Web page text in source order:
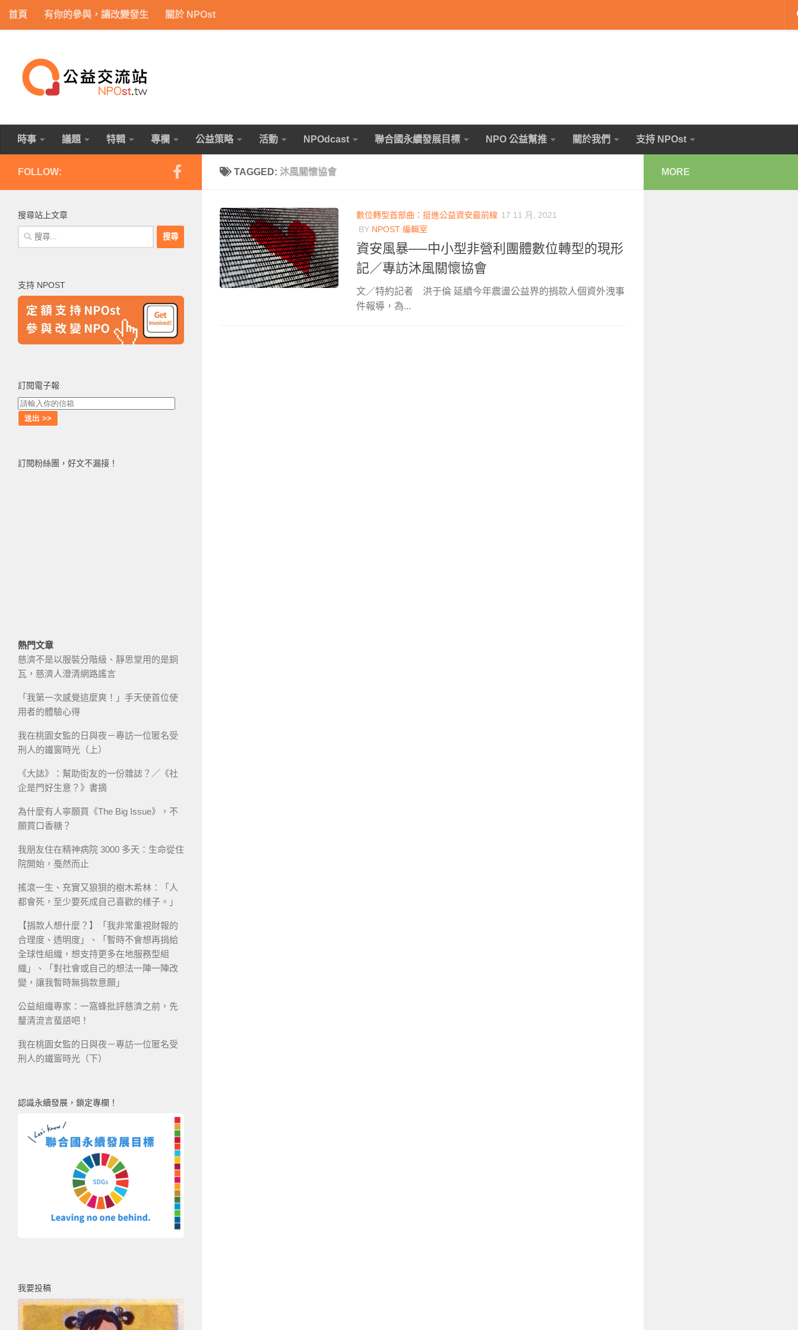
Skip to content
首頁 有你的參與，讓改變發生 關於 NPOst
時事 議題 特輯 專欄 公益策略 活動 NPOdcast 聯合國永續發展目標 NPO 公益幫推 關於我們 支持 NPOst
TAGGED: 沐風關懷協會
數位轉型首部曲：挺進公益資安最前線 17 11 月, 2021
BY NPOST 編輯室
資安風暴──中小型非營利團體數位轉型的現形
記／專訪沐風關懷協會
文／特約記者 洪于倫 延續今年震盪公益界的捐款人個資外洩事
件報導，為...
FOLLOW:
搜尋站上文章
搜
尋
字:
支持 NPOST
訂閱電子報
訂閱粉絲團，好文不漏接！
熱門文章
慈濟不是以服裝分階級、靜思堂用的是銅
瓦，慈濟人澄清網路謠言
「我第一次感覺這麼爽！」手天使首位使
用者的體驗心得
我在桃園女監的日與夜－專訪一位匿名受
刑人的鐵窗時光（上）
《大誌》：幫助街友的一份雜誌？／《社
企是門好生意？》書摘
為什麼有人寧願買《The Big Issue》，不
願買口香糖？
我朋友住在精神病院 3000 多天：生命從住
院開始，戞然而止
搖滾一生、充實又狼狽的樹木希林：「人
都會死，至少要死成自己喜歡的樣子。」
【捐款人想什麼？】「我非常重視財報的
合理度、透明度」、「暫時不會想再捐給
全球性組織，想支持更多在地服務型組
織」、「對社會或自己的想法一陣一陣改
變，讓我暫時無捐款意願」
公益組織專家：一窩蜂批評慈濟之前，先
釐清流言蜚語吧！
我在桃園女監的日與夜－專訪一位匿名受
刑人的鐵窗時光（下）
認識永續發展，鎖定專欄！
我要投稿
MORE